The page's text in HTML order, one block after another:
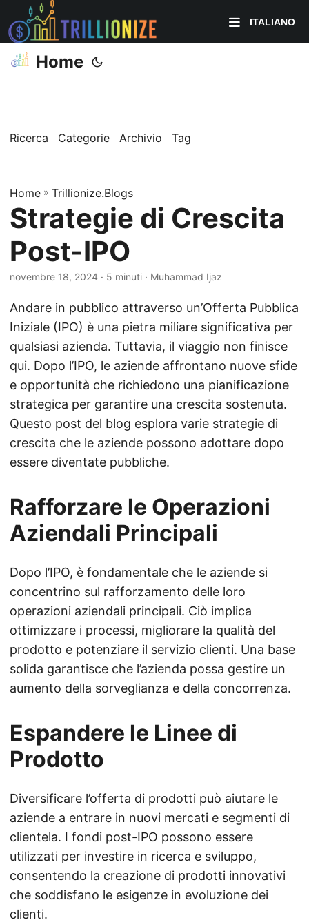
ITALIANO
Home
Ricerca Categorie Archivio Tag
Home » Trillionize.Blogs
Strategie di Crescita
Post-IPO
novembre 18, 2024 · 5 minuti · Muhammad Ijaz
Andare in pubblico attraverso un’Offerta Pubblica
Iniziale (IPO) è una pietra miliare significativa per
qualsiasi azienda. Tuttavia, il viaggio non finisce
qui. Dopo l’IPO, le aziende affrontano nuove sfide
e opportunità che richiedono una pianificazione
strategica per garantire una crescita sostenuta.
Questo post del blog esplora varie strategie di
crescita che le aziende possono adottare dopo
essere diventate pubbliche.
Rafforzare le Operazioni
Aziendali Principali
Dopo l’IPO, è fondamentale che le aziende si
concentrino sul rafforzamento delle loro
operazioni aziendali principali. Ciò implica
ottimizzare i processi, migliorare la qualità del
prodotto e potenziare il servizio clienti. Una base
solida garantisce che l’azienda possa gestire un
aumento della sorveglianza e della concorrenza.
Espandere le Linee di
Prodotto
Diversificare l’offerta di prodotti può aiutare le
aziende a entrare in nuovi mercati e segmenti di
clientela. I fondi post-IPO possono essere
utilizzati per investire in ricerca e sviluppo,
consentendo la creazione di prodotti innovativi
che soddisfano le esigenze in evoluzione dei
clienti.